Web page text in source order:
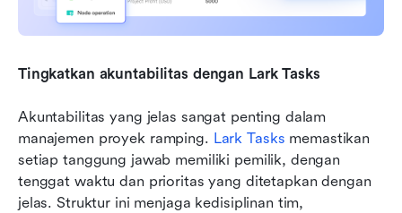
Tingkatkan akuntabilitas dengan Lark Tasks
Akuntabilitas yang jelas sangat penting dalam
manajemen proyek ramping. Lark Tasks memastikan
setiap tanggung jawab memiliki pemilik, dengan
tenggat waktu dan prioritas yang ditetapkan dengan
jelas. Struktur ini menjaga kedisiplinan tim,